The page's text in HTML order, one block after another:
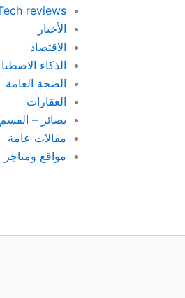
reviews
الأخبار
الاقتصاد
الذكاء
الصحة العامة
العقارات
بصائر – القسم
مقالات عامة
مواقع ومتاجر